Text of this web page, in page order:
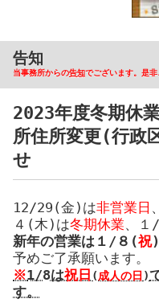
告知
当事務所からの告知でございます。是
2023年度冬期休
所住所変更(行政
せ
12/29(金)は非営業日
４(木)は冬期休業、
新年の営業は １/８ (祝)
予めご了承願います。
※1/8は祝日 (成人の日 )
す。